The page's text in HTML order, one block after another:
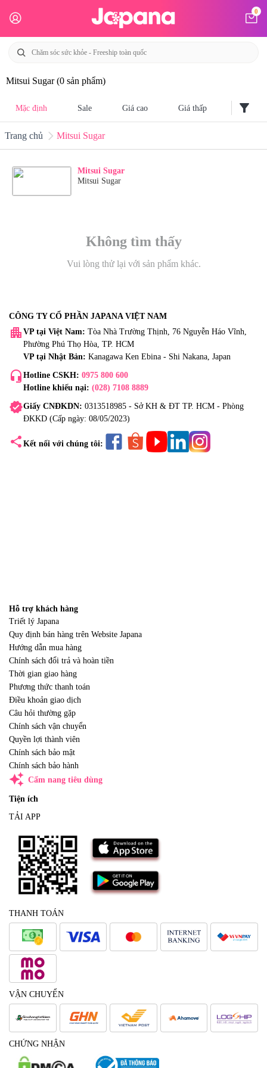
0
Mitsui Sugar (0 sản phẩm)
Mặc định Sale Giá cao Giá thấp filter_alt
Trang chủ Mitsui Sugar
Mitsui Sugar
Mitsui Sugar
Không tìm thấy
Vui lòng thử lại với sản phẩm khác.
CÔNG TY CỔ PHẦN JAPANA VIỆT NAM
apartment VP tại Việt Nam: Tòa Nhà Trường Thịnh, 76 Nguyễn Háo Vĩnh,
Phường Phú Thọ Hòa, TP. HCM
VP tại Nhật Bản: Kanagawa Ken Ebina - Shi Nakana, Japan
headset_mic Hotline CSKH: 0975 800 600
Hotline khiếu nại: (028) 7108 8889
verifiedGiấy CNĐKDN: 0313518985 - Sở KH & ĐT TP. HCM - Phòng
ĐKKD (Cấp ngày: 08/05/2023)
share Kết nối với chúng tôi:
Hỗ trợ khách hàng
Triết lý Japana
Quy định bán hàng trên Website Japana
Hướng dẫn mua hàng
Chính sách đổi trả và hoàn tiền
Thời gian giao hàng
Phương thức thanh toán
Điều khoản giao dịch
Câu hỏi thường gặp
Chính sách vận chuyển
Quyền lợi thành viên
Chính sách bảo mật
Chính sách bảo hành
auto_awesome Cẩm nang tiêu dùng
Tiện ích
TẢI APP
THANH TOÁN
VẬN CHUYỂN
CHỨNG NHẬN